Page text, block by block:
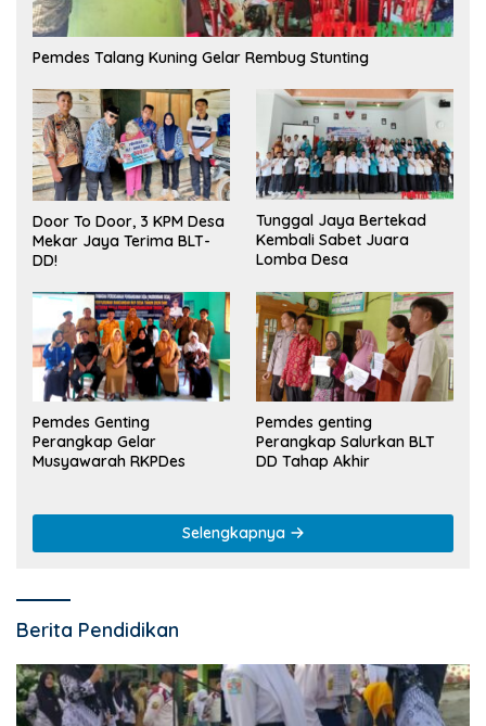
Pemdes Talang Kuning Gelar Rembug Stunting
Door To Door, 3 KPM Desa
Mekar Jaya Terima BLT-
DD!
Tunggal Jaya Bertekad
Kembali Sabet Juara
Lomba Desa
Pemdes Genting
Perangkap Gelar
Musyawarah RKPDes
Pemdes genting
Perangkap Salurkan BLT
DD Tahap Akhir
Selengkapnya
Berita Pendidikan